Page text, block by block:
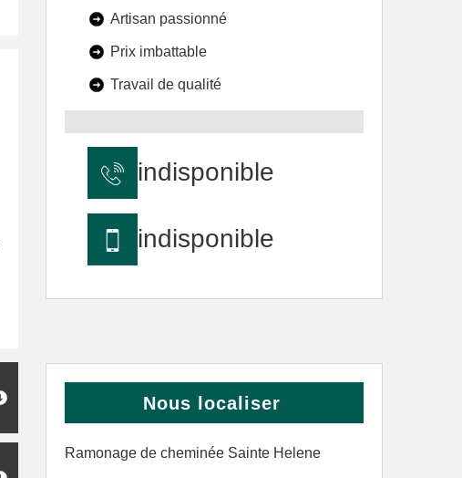
Artisan passionné
Prix imbattable
Travail de qualité
indisponible
indisponible
Nous localiser
Ramonage de cheminée Sainte Helene